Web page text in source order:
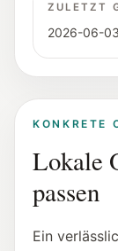
ZULETZT
2026-06-03
KONKRETE
Lokale
passen
Ein